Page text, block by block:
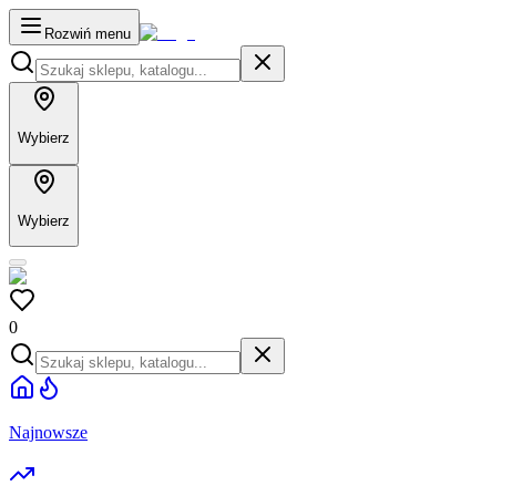
Rozwiń menu
Wybierz
Wybierz
0
Najnowsze